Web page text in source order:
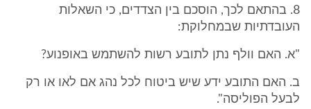
8. בהתאם לכך, הוסכם בין הצדדים, כי השאלות
העובדתיות שבמחלוקת:
"א. האם וולף נתן לתובע רשות להשתמש באופנוע?
ב. האם התובע ידע שיש ביטוח לכל נהג אם לאו או רק
לבעל הפוליסה".